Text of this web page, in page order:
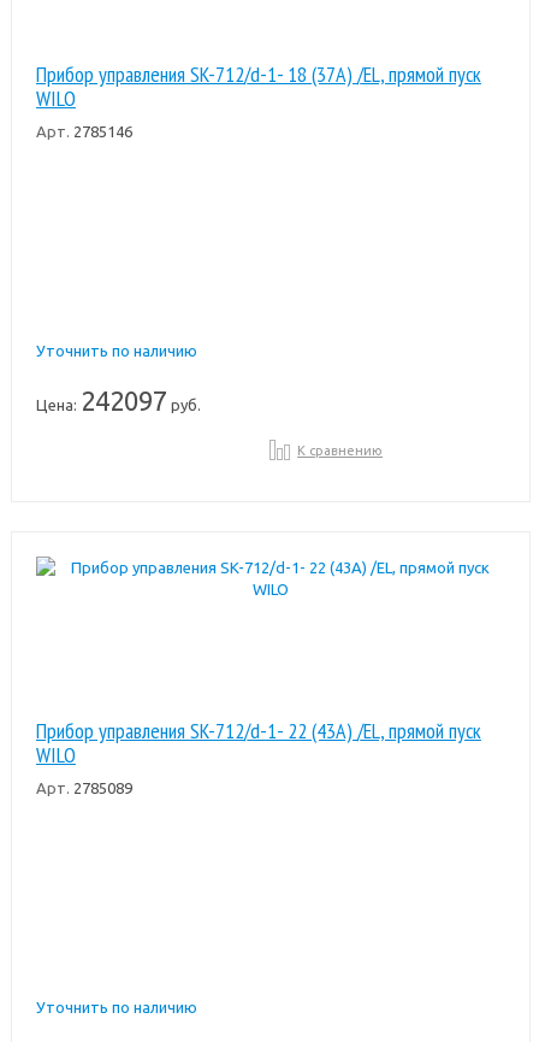
Прибор управления SK-712/d-1- 18 (37A) /EL, прямой пуск
WILO
Арт. 2785146
Уточнить по наличию
Цена: 242097 руб.
К сравнению
Прибор управления SK-712/d-1- 22 (43A) /EL, прямой пуск
WILO
Арт. 2785089
Уточнить по наличию